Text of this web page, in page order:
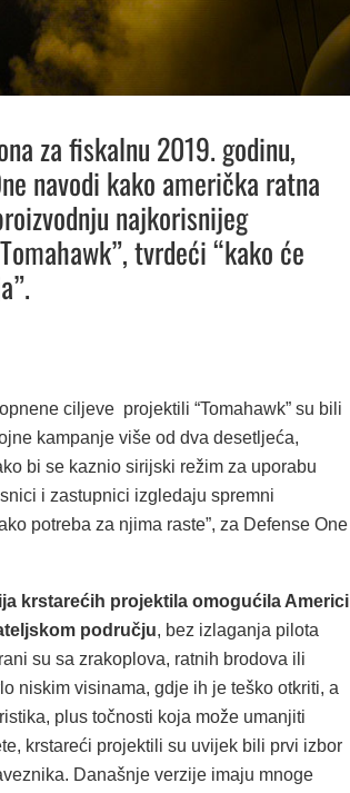
za fiskalnu 2019. godinu,
navodi kako američka ratna
najkorisnijeg
tvrdeći “kako će
ciljeve projektili “Tomahawk” su bili
kampanje više od dva desetljeća,
bi se kaznio sirijski režim za uporabu
i zastupnici izgledaju spremni
potreba za njima raste”, za Defense One
krstarećih projektila omogućila Americi
području, bez izlaganja pilota
su sa zrakoplova, ratnih brodova ili
niskim visinama, gdje ih je teško otkriti, a
plus točnosti koja može umanjiti
krstareći projektili su uvijek bili prvi izbor
Današnje verzije imaju mnoge